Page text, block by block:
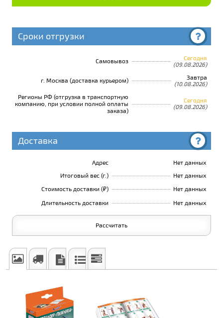
Сроки отгрузки
Самовывоз Сегодня
(09.08.2026)
г. Москва (доставка курьером) Завтра
(10.08.2026)
Регионы РФ (отгрузка в транспортную
компанию, при условии полной оплаты
заказа)
Сегодня
(09.08.2026)
Доставка
Адрес
Нет данных
Итоговый вес (г.)
Нет данных
Стоимость доставки (₽)
Нет данных
Длительность доставки
Нет данных
Рассчитать